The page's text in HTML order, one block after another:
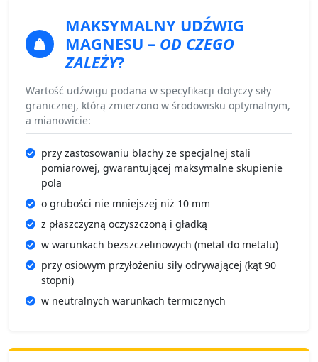
MAKSYMALNY UDŹWIG
MAGNESU – OD CZEGO
ZALEŻY?
Wartość udźwigu podana w specyfikacji dotyczy siły
granicznej, którą zmierzono w środowisku optymalnym,
a mianowicie:
przy zastosowaniu blachy ze specjalnej stali
pomiarowej, gwarantującej maksymalne skupienie
pola
o grubości nie mniejszej niż 10 mm
z płaszczyzną oczyszczoną i gładką
w warunkach bezszczelinowych (metal do metalu)
przy osiowym przyłożeniu siły odrywającej (kąt 90
stopni)
w neutralnych warunkach termicznych